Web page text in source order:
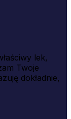
lek,
Twoje
dokładnie,